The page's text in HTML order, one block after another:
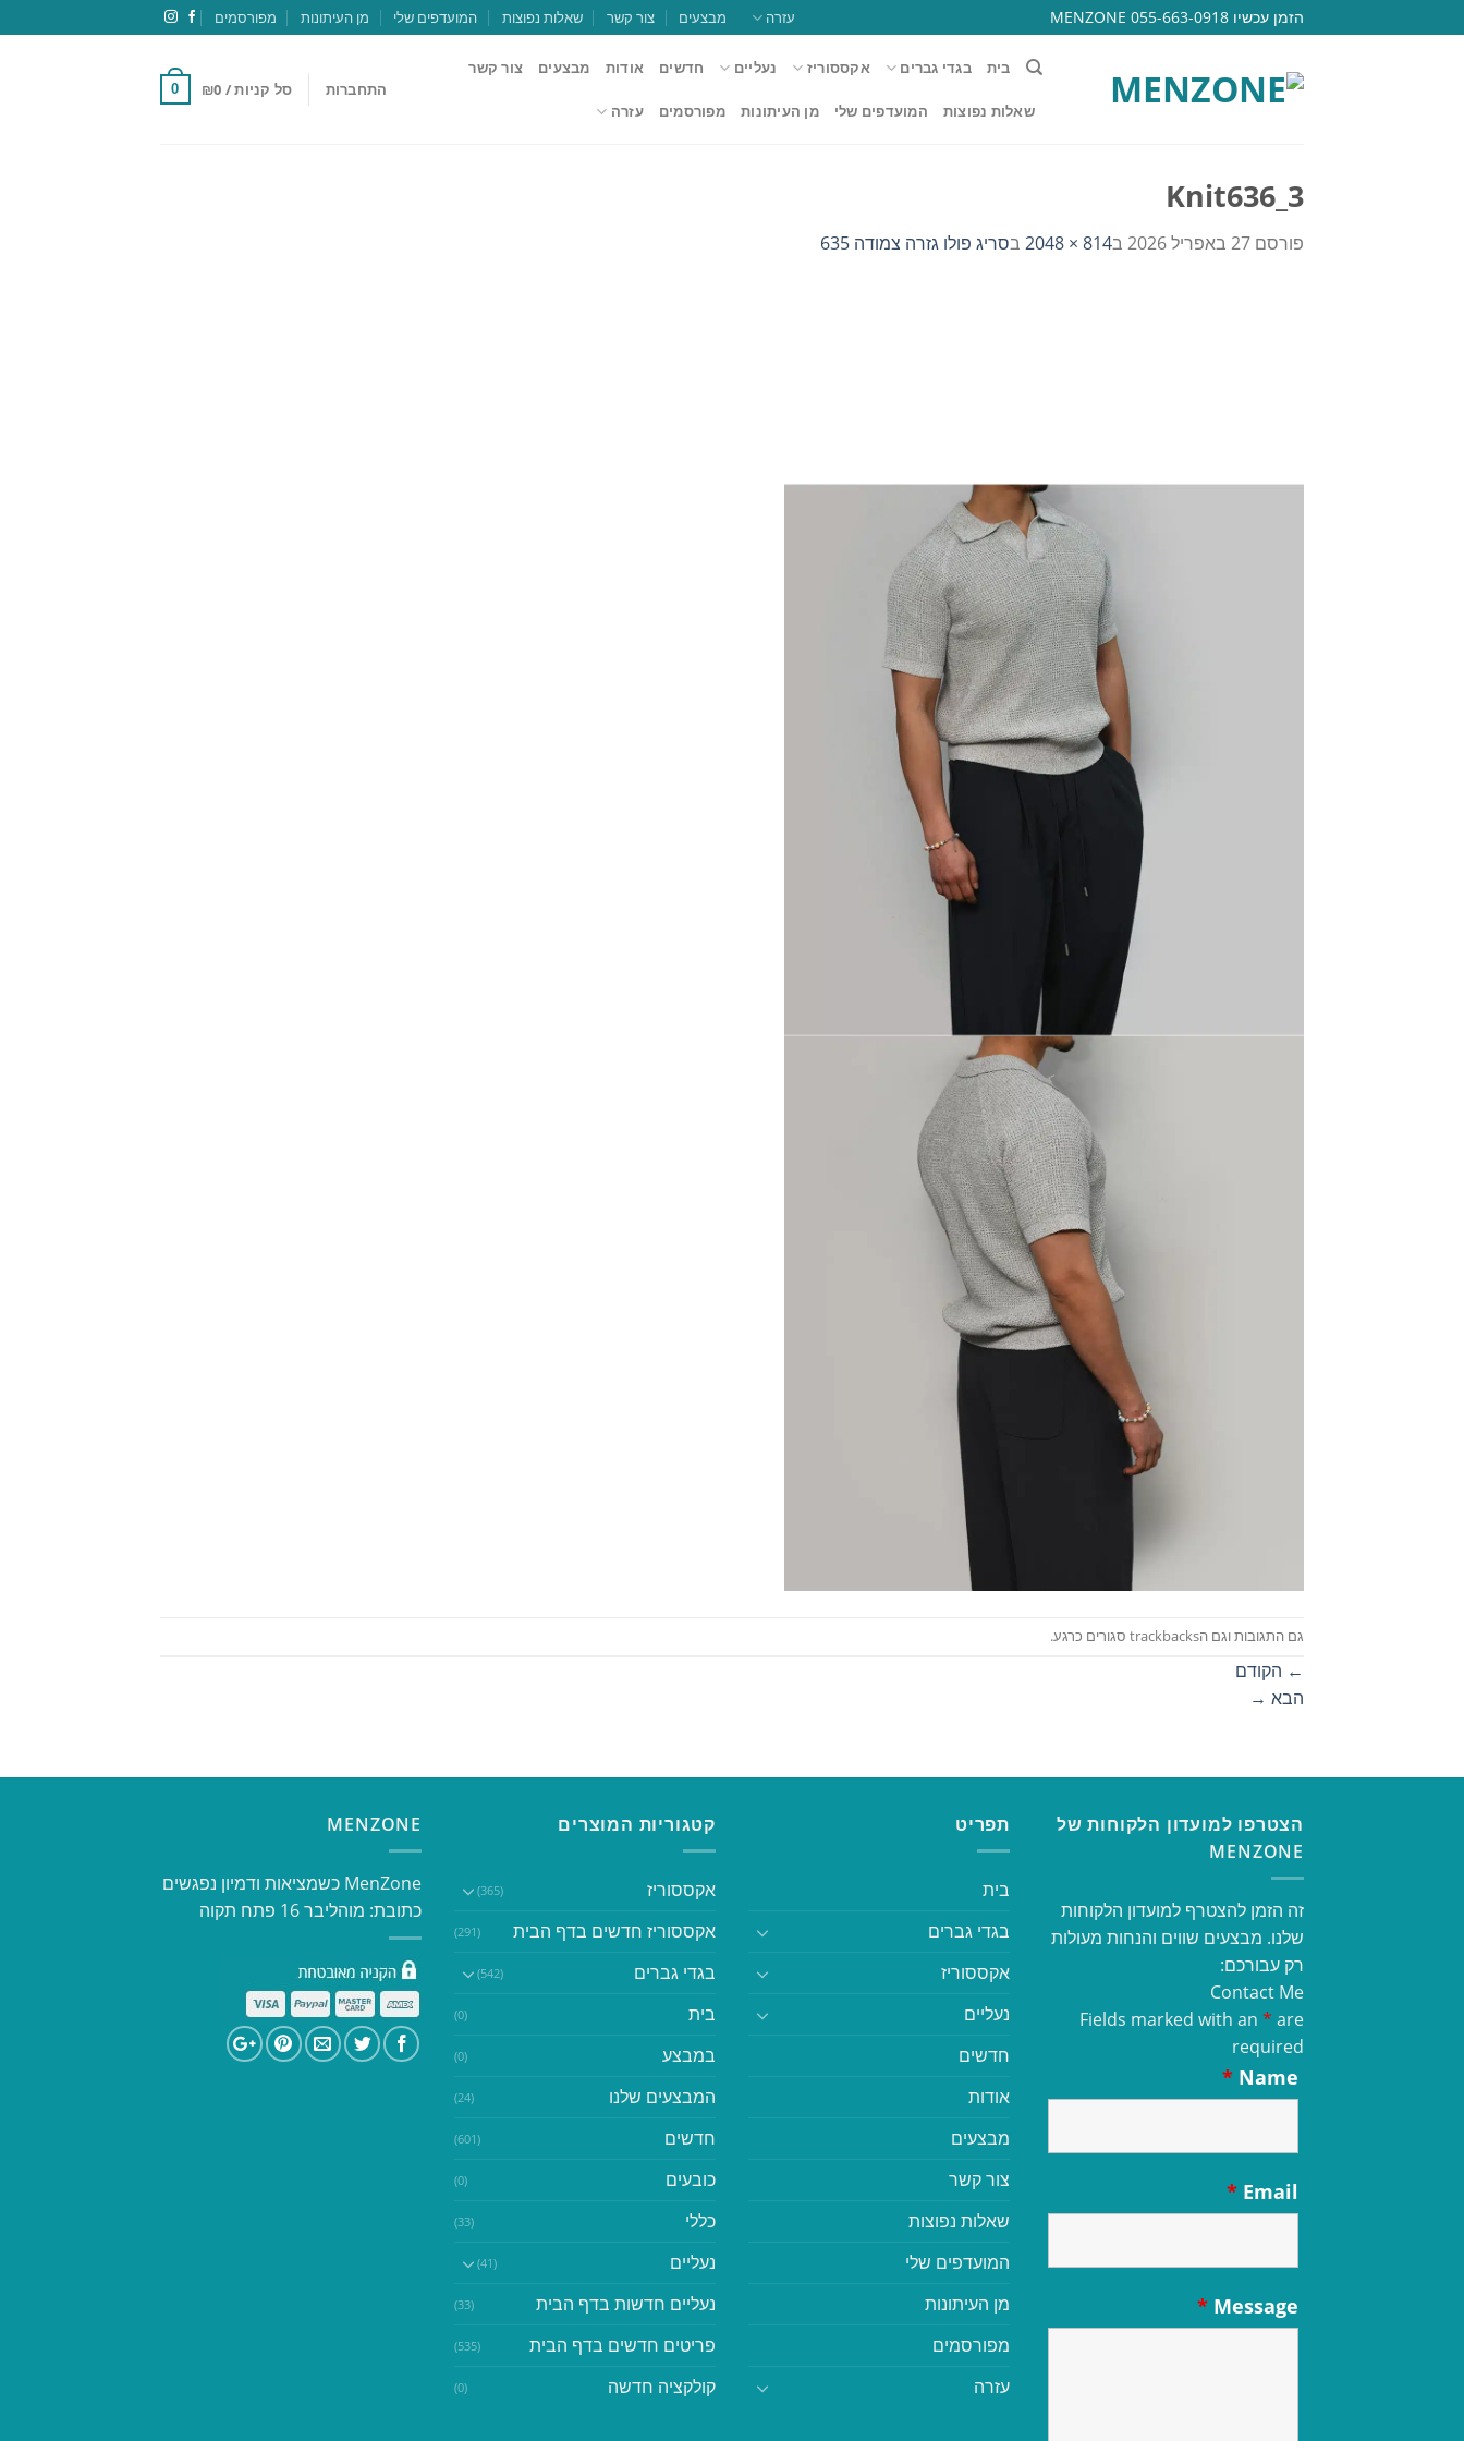
to
הזמן עכשיו 055-663-0918 MENZONE עזרה מבצעים צור קשר שאלות נפוצות המועדפים שלי מן העיתונות מפורסמים
בית בגדי גברים אקססוריז נעליים חדשים אודות מבצעים צור קשר
שאלות נפוצות המועדפים שלי מן העיתונות מפורסמים עזרה
התחברות סל קניות / ₪0
0
Knit636_3
פורסם 27 באפריל 2026 ב814 × 2048 בסריג פולו גזרה צמודה 635
גם התגובות וגם הtrackbacks סגורים כרגע.
← הקודם
הבא →
הצטרפו למועדון הלקוחות של
MENZONE
זה הזמן להצטרף למועדון הלקוחות
שלנו. מבצעים שווים והנחות מעולות
רק עבורכם:
Contact Me
Fields marked with an * are
required
Name
*
Email
*
Message
*
תפריט
בית
בגדי גברים
אקססוריז
נעליים
חדשים
אודות
מבצעים
צור קשר
שאלות נפוצות
המועדפים שלי
מן העיתונות
מפורסמים
עזרה
קטגוריות המוצרים
אקססוריז (365)
אקססוריז חדשים בדף הבית (291)
בגדי גברים (542)
בית (0)
במבצע (0)
המבצעים שלנו (24)
חדשים (601)
כובעים (0)
כללי (33)
נעליים (41)
נעליים חדשות בדף הבית (33)
פריטים חדשים בדף הבית (535)
קולקציה חדשה (0)
MENZONE
​​MenZone כשמציאות ודמיון נפגשים​
כתובת: מוהליבר 16 פתח תקוה